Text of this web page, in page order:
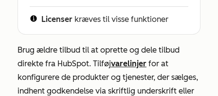
Licenser kræves til visse funktioner
Brug ældre tilbud til at oprette og dele tilbud
direkte fra HubSpot. Tilføjvarelinjer for at
konfigurere de produkter og tjenester, der sælges,
indhent godkendelse via skriftlig underskrift eller